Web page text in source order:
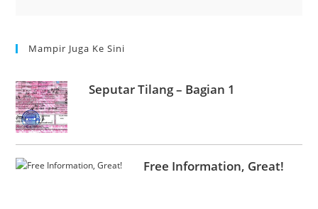
Mampir Juga Ke Sini
Seputar Tilang – Bagian 1
Free Information, Great!